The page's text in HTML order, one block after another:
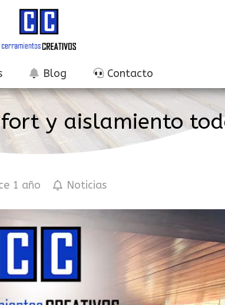
Blog Contacto
y aislamiento
1 año Noticias